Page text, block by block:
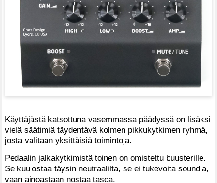
Käyttäjästä katsottuna vasemmassa päädyssä on lisäksi
vielä säätimiä täydentävä kolmen pikkukytkimen ryhmä,
josta valitaan yksittäisiä toimintoja.
Pedaalin jalkakytkimistä toinen on omistettu buusterille.
Se kuulostaa täysin neutraalilta, se ei tukevoita soundia,
vaan ainoastaan nostaa tasoa.